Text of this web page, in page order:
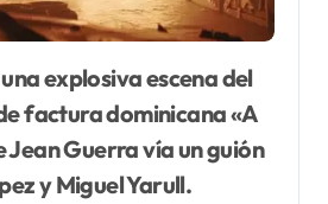
factura dominicana «A
Jean Guerra vía un guión
y Miguel Yarull.